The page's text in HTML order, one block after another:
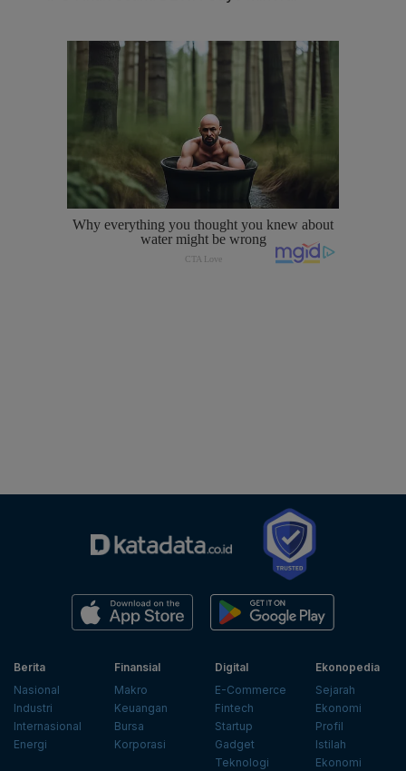
Berita
Nasional
Industri
Internasional
Energi
Finansial
Makro
Keuangan
Bursa
Korporasi
Digital
E-Commerce
Fintech
Startup
Gadget
Teknologi
Ekonopedia
Sejarah
Ekonomi
Profil
Istilah
Ekonomi